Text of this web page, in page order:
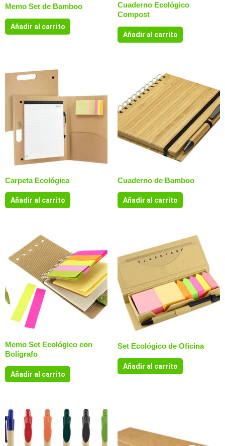
Memo Set de Bamboo
Añadir al carrito
Cuaderno Ecológico
Compost
Añadir al carrito
Carpeta Ecológica
Añadir al carrito
Cuaderno de Bamboo
Añadir al carrito
Memo Set Ecológico con
Bolígrafo
Añadir al carrito
Set Ecológico de Oficina
Añadir al carrito